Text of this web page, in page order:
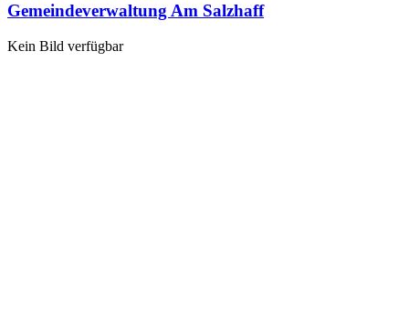
Gemeindeverwaltung Am Salzhaff
Kein Bild verfügbar